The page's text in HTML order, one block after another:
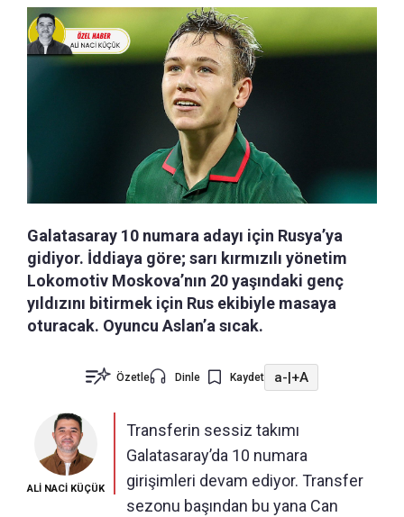
Galatasaray 10 numara adayı için Rusya’ya
gidiyor. İddiaya göre; sarı kırmızılı yönetim
Lokomotiv Moskova’nın 20 yaşındaki genç
yıldızını bitirmek için Rus ekibiyle masaya
oturacak. Oyuncu Aslan’a sıcak.
Özetle Dinle Kaydet a-|+A
ALİ NACİ KÜÇÜK
Transferin sessiz takımı
Galatasaray’da 10 numara
girişimleri devam ediyor. Transfer
sezonu başından bu yana Can